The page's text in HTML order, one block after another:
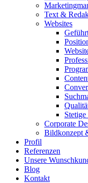
Text &
Websites
Corporate
Bildkonzept
Profil
Referenzen
Unsere
Blog
Kontakt